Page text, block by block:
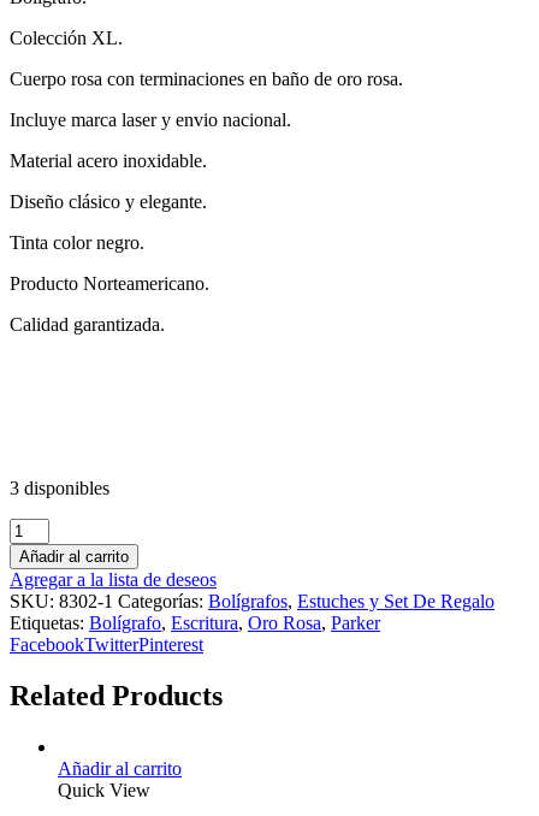
Colección XL.
Cuerpo rosa con terminaciones en baño de oro rosa.
Incluye marca laser y envio nacional.
Material acero inoxidable.
Diseño clásico y elegante.
Tinta color negro.
Producto Norteamericano.
Calidad garantizada.
3 disponibles
Añadir al carrito
Agregar a la lista de deseos
SKU: 8302-1 Categorías: Bolígrafos, Estuches y Set De Regalo
Etiquetas: Bolígrafo, Escritura, Oro Rosa, Parker
FacebookTwitterPinterest
Related Products
Añadir al carrito
Quick View